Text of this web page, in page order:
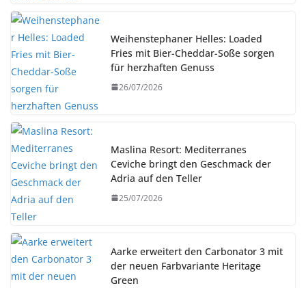
Weihenstephaner Helles: Loaded
Fries mit Bier-Cheddar-Soße sorgen
für herzhaften Genuss
26/07/2026
Maslina Resort: Mediterranes
Ceviche bringt den Geschmack der
Adria auf den Teller
25/07/2026
Aarke erweitert den Carbonator 3 mit
der neuen Farbvariante Heritage
Green